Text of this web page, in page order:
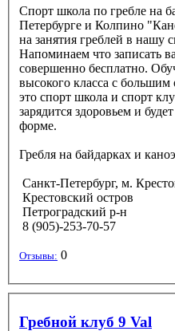
Спорт школа по гребле на
Петербурге и Колпино
на занятия греблей в нашу
Напоминаем что записать
совершенно бесплатно.
высокого класса с
это спорт школа и спорт
зарядится здоровьем и
форме.
Гребля на байдарках и каноэ
Санкт-Петербург, м.
Крестовский остров
Петроградский р-н
8 (905)-253-70-57
Отзывы: 0
Гребной клуб 9 Val